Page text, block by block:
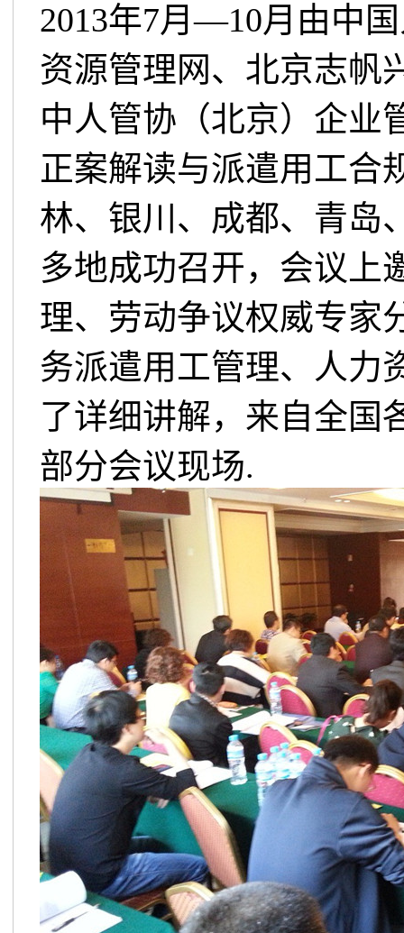
2013年7月—10月由中
资源管理网、北京志帆
中人管协（北京）企业
正案解读与派遣用工合
林、银川、成都、青岛
多地成功召开，会议上
理、劳动争议权威专家
务派遣用工管理、人力
了详细讲解，来自全国
部分会议现场.